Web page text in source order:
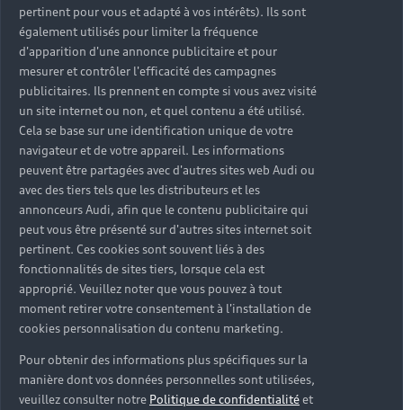
pertinent pour vous et adapté à vos intérêts). Ils sont
également utilisés pour limiter la fréquence
d'apparition d'une annonce publicitaire et pour
mesurer et contrôler l'efficacité des campagnes
publicitaires. Ils prennent en compte si vous avez visité
un site internet ou non, et quel contenu a été utilisé.
Cela se base sur une identification unique de votre
navigateur et de votre appareil. Les informations
peuvent être partagées avec d'autres sites web Audi ou
avec des tiers tels que les distributeurs et les
annonceurs Audi, afin que le contenu publicitaire qui
peut vous être présenté sur d'autres sites internet soit
pertinent. Ces cookies sont souvent liés à des
fonctionnalités de sites tiers, lorsque cela est
approprié. Veuillez noter que vous pouvez à tout
moment retirer votre consentement à l'installation de
cookies personnalisation du contenu marketing.
Pour obtenir des informations plus spécifiques sur la
manière dont vos données personnelles sont utilisées,
veuillez consulter notre Politique de confidentialitéet